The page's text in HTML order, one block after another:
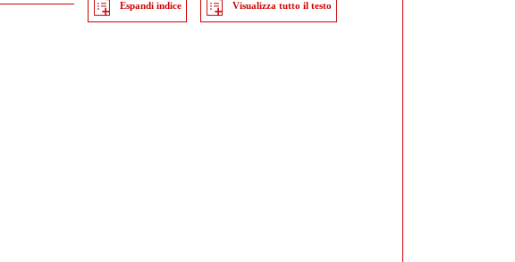
Espandi indice Visualizza tutto il testo